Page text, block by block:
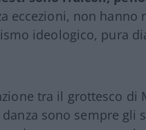
eccezioni, non
ideologico, pura
tra il grottesco di
sono sempre gli